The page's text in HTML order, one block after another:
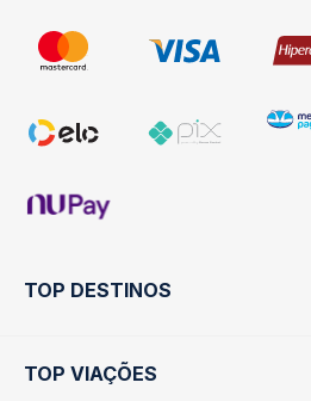
TOP DESTINOS
Ônibus Rio de Janeiro
TOP VIAÇÕES